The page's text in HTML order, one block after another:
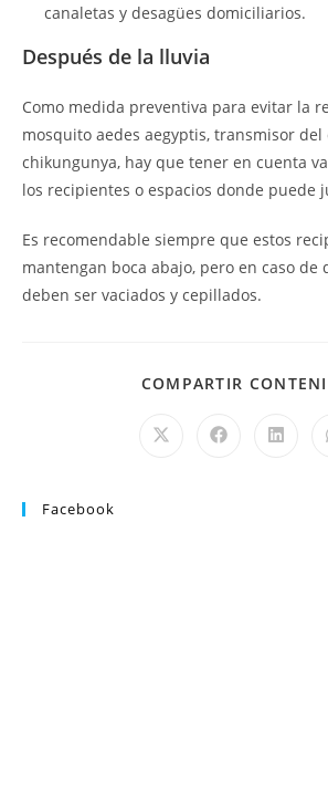
canaletas y desagües domiciliarios.
Después de la lluvia
Como medida preventiva para evitar la
mosquito aedes aegyptis, transmisor del
chikungunya, hay que tener en cuenta
los recipientes o espacios donde puede
Es recomendable siempre que estos
mantengan boca abajo, pero en caso de
deben ser vaciados y cepillados.
COMPARTIR
Facebook